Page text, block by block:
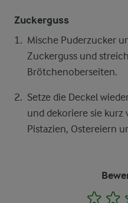
Zuckerguss
Mische Puderzucker
Zuckerguss und
Brötchenoberseiten.
Setze die Deckel
und dekoriere sie
Pistazien, Ostereiern
1 2